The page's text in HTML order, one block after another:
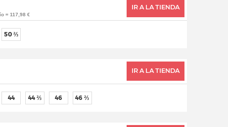
= 117,98 €
IR A LA TIENDA
50 ⅔
IR A LA TIENDA
44 44 ⅔ 46 46 ⅔